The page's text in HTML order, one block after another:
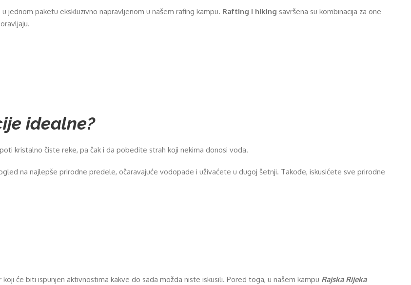
jednom paketu ekskluzivno napravljenom u našem rafing kampu. Rafting i hiking savršena su kombinacija za one
idealne?
kristalno čiste reke, pa čak i da pobedite strah koji nekima donosi voda.
na najlepše prirodne predele, očaravajuće vodopade i uživaćete u dugoj šetnji. Takođe, iskusićete sve prirodne
će biti ispunjen aktivnostima kakve do sada možda niste iskusili. Pored toga, u našem kampu Rajska Rijeka